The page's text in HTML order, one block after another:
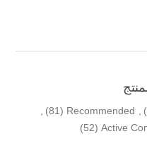
Recommended
(81)
Active
(52)